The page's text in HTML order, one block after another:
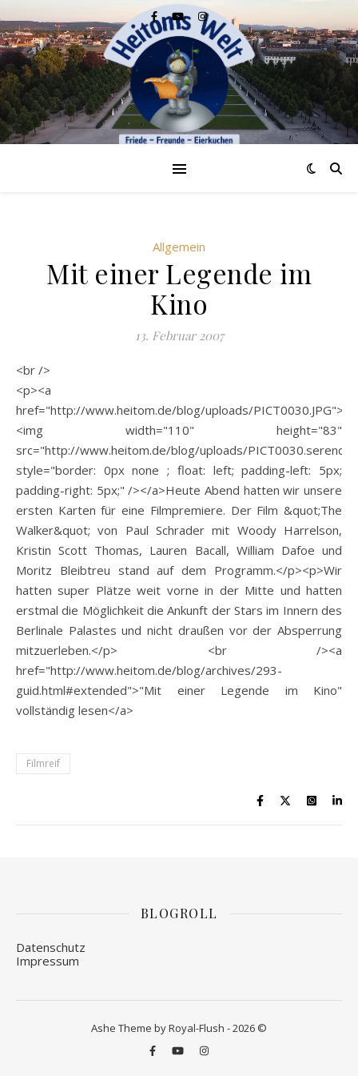
Allgemein
Mit einer Legende im
Kino
13. Februar 2007
<br />
<p><a
href="http://www.heitom.de/blog/uploads/PICT0030.JPG">
<img width="110" height="83"
src="http://www.heitom.de/blog/uploads/
style="border: 0px none ; float: left; padding-left: 5px;
padding-right: 5px;" /></a>Heute Abend hatten wir unsere
ersten Karten für eine Filmpremiere. Der Film &quot;The
Walker&quot; von Paul Schrader mit Woody Harrelson,
Kristin Scott Thomas, Lauren Bacall, William Dafoe und
Moritz Bleibtreu stand auf dem Programm.</p><p>Wir
hatten super Plätze weit vorne in der Mitte und hatten
erstmal die Möglichkeit die Ankunft der Stars im Innern des
Berlinale Palastes und nicht draußen vor der Absperrung
mitzuerleben.</p> <br /><a
href="http://www.heitom.de/blog/archives/293-
guid.html#extended">"Mit einer Legende im Kino"
vollständig lesen</a>
Filmreif
BLOGROLL
Datenschutz
Impressum
Ashe Theme by Royal-Flush - 2026 ©